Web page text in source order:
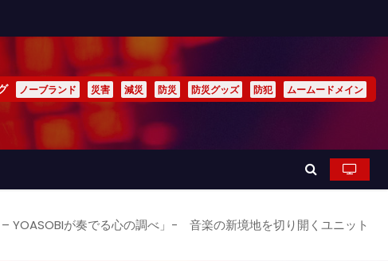
ノーブランド 災害 減災 防災 防災グッズ 防犯 ムームードメイン
– YOASOBIが奏でる心の調べ」- 音楽の新境地を切り開くユニット